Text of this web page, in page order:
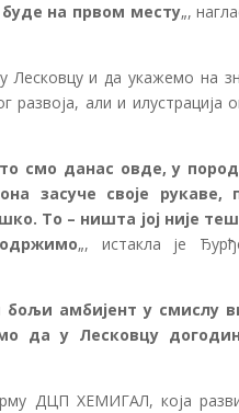
на првом месту„,
и да укажемо на
али и илустрација
смо данас овде, у
засуче своје рукаве,
То – ништа јој није
„, истакла је
амбијент у смислу
да у Лесковцу
ДЦП ХЕМИГАЛ, која